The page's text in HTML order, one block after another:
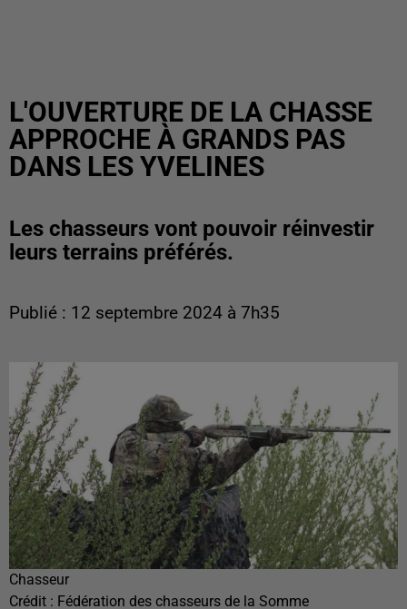
L'OUVERTURE DE LA CHASSE
APPROCHE À GRANDS PAS
DANS LES YVELINES
Les chasseurs vont pouvoir réinvestir
leurs terrains préférés.
Publié : 12 septembre 2024 à 7h35
Chasseur
Crédit : Fédération des chasseurs de la Somme